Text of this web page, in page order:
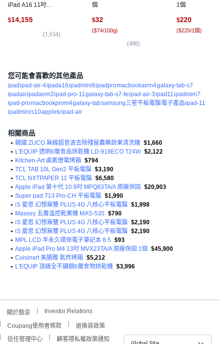
iPad A16 11吋
Fi, 128GB, 銀色
$14,155
(1,634)
個
$32
($74/100g)
(498)
1個
$220
($220/1個)
您可能會喜歡的其他產品
ipad ipad-air-4ipada16ipadmini6ipadpromacbookairm4galaxy-tab-s7
ipadairipadairm3ipad-pro-11galaxy-tab-s7-feipad-air-3ipad11ipadmini7
ipad-promacbookprom4galaxy-tabsamsung三星平板電腦電子產品ipad-11
ipadminis10appletvipad-air
相關商品
• 韓國 ZUCO 無線超音波去除殘留農藥蔬果清洗機 $1,660
• L'EQUIP 透明6層食品烘乾機 LD-918ECO T24W $2,122
• Kitchen-Art 鹵素燈電烤箱 $794
• TCL TAB 10L Gen2 平板電腦 $3,190
• TCL NXTPAPER 11 平板電腦 $6,580
• Apple iPad 第十代 10.9吋 MPQ83TA/A 原廠保固
$20,903
• Super pad 713 Pro-CH 平板電腦 $1,990
• iS 愛思 幻想無雙 PLUS 4G 八核心平板電腦 $1,998
• Massey 五層溫控乾果機 MAS-535 $790
• iS 愛思 幻想無雙 PLUS 4G 八核心平板電腦 $2,190
• iS 愛思 幻想無雙 PLUS 4G 八核心平板電腦 $2,190
• MPL LCD 半永久環保電子筆記本 8.5 $93
• Apple iPad Pro M4 13吋 MVX23TA/A 原廠保固 1個 $45,900
• Cuisinart 美膳雅 氣炸烤箱 $5,212
• L'EQUIP 頂級全不鏽鋼6層食物烘乾機 $3,996
關於酷澎 Investor Relations
Coupang使用者條款
退換貨政策
信任管理中心
顧客隱私權政策通知